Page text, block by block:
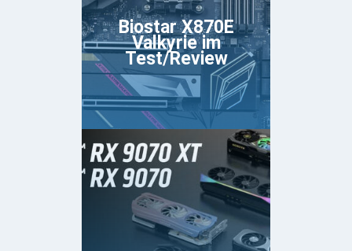
Biostar X870E
Valkyrie im
Test/Review